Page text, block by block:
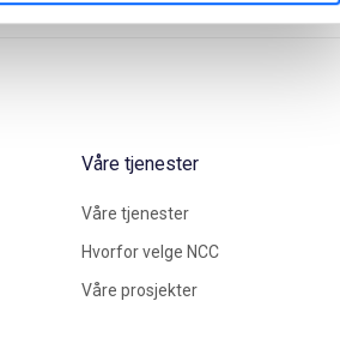
Våre tjenester
Våre tjenester
Hvorfor velge NCC
Våre prosjekter